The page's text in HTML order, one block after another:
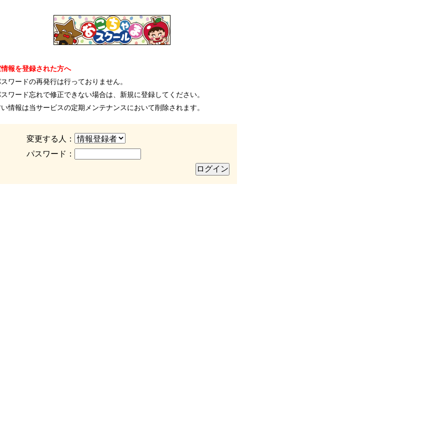
報を登録された方へ
スワードの再発行は行っておりません。
スワード忘れで修正できない場合は、新規に登録してください。
い情報は当サービスの定期メンテナンスにおいて削除されます。
変更する人：
パスワード：